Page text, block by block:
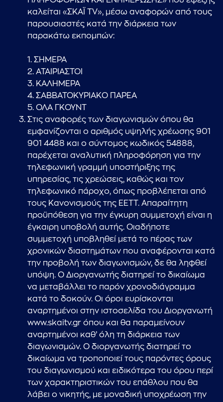
καλείται «ΣΚΑΪ TV», μέσω αναφορών από τους
παρουσιαστές κατά την διάρκεια των
παρακάτω εκπομπών:
1. ΣΗΜΕΡΑ
2. ΑΤΑΙΡΙΑΣΤΟΙ
3. ΚΑΛΗΜΕΡΑ
4. ΣΑΒΒΑΤΟΚΥΡΙΑΚΟ ΠΑΡΕΑ
5. ΟΛΑ ΓΚΟΥΝΤ
Στις αναφορές των διαγωνισμών όπου θα
εμφανίζονται ο αριθμός υψηλής χρέωσης 901
901 4488 και ο σύντομος κωδικός 54888,
παρέχεται αναλυτική πληροφόρηση για την
τηλεφωνική γραμμή υποστήριξης της
υπηρεσίας, τις χρεώσεις, καθώς και τον
τηλεφωνικό πάροχο, όπως προβλέπεται από
τους Κανονισμούς της ΕΕΤΤ. Απαραίτητη
προϋπόθεση για την έγκυρη συμμετοχή είναι η
έγκαιρη υποβολή αυτής. Οιαδήποτε
συμμετοχή υποβληθεί μετά το πέρας των
χρονικών διαστημάτων που αναφέρονται κατά
την προβολή των διαγωνισμών, δε θα ληφθεί
υπόψη. Ο Διοργανωτής διατηρεί το δικαίωμα
να μεταβάλλει το παρόν χρονοδιάγραμμα
κατά το δοκούν. Οι όροι ευρίσκονται
αναρτημένοι στην ιστοσελίδα του Διοργανωτή
www.skaitv.gr όπου και θα παραμείνουν
αναρτημένοι καθ’ όλη τη διάρκεια των
διαγωνισμών. Ο διοργανωτής διατηρεί το
δικαίωμα να τροποποιεί τους παρόντες όρους
του διαγωνισμού και ειδικότερα του όρου περί
των χαρακτηριστικών του επάθλου που θα
λάβει ο νικητής, με μοναδική υποχρέωση την